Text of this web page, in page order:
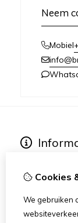
Neem
Mobiel
Algemene
Privacy
Cookies
We gebruiken